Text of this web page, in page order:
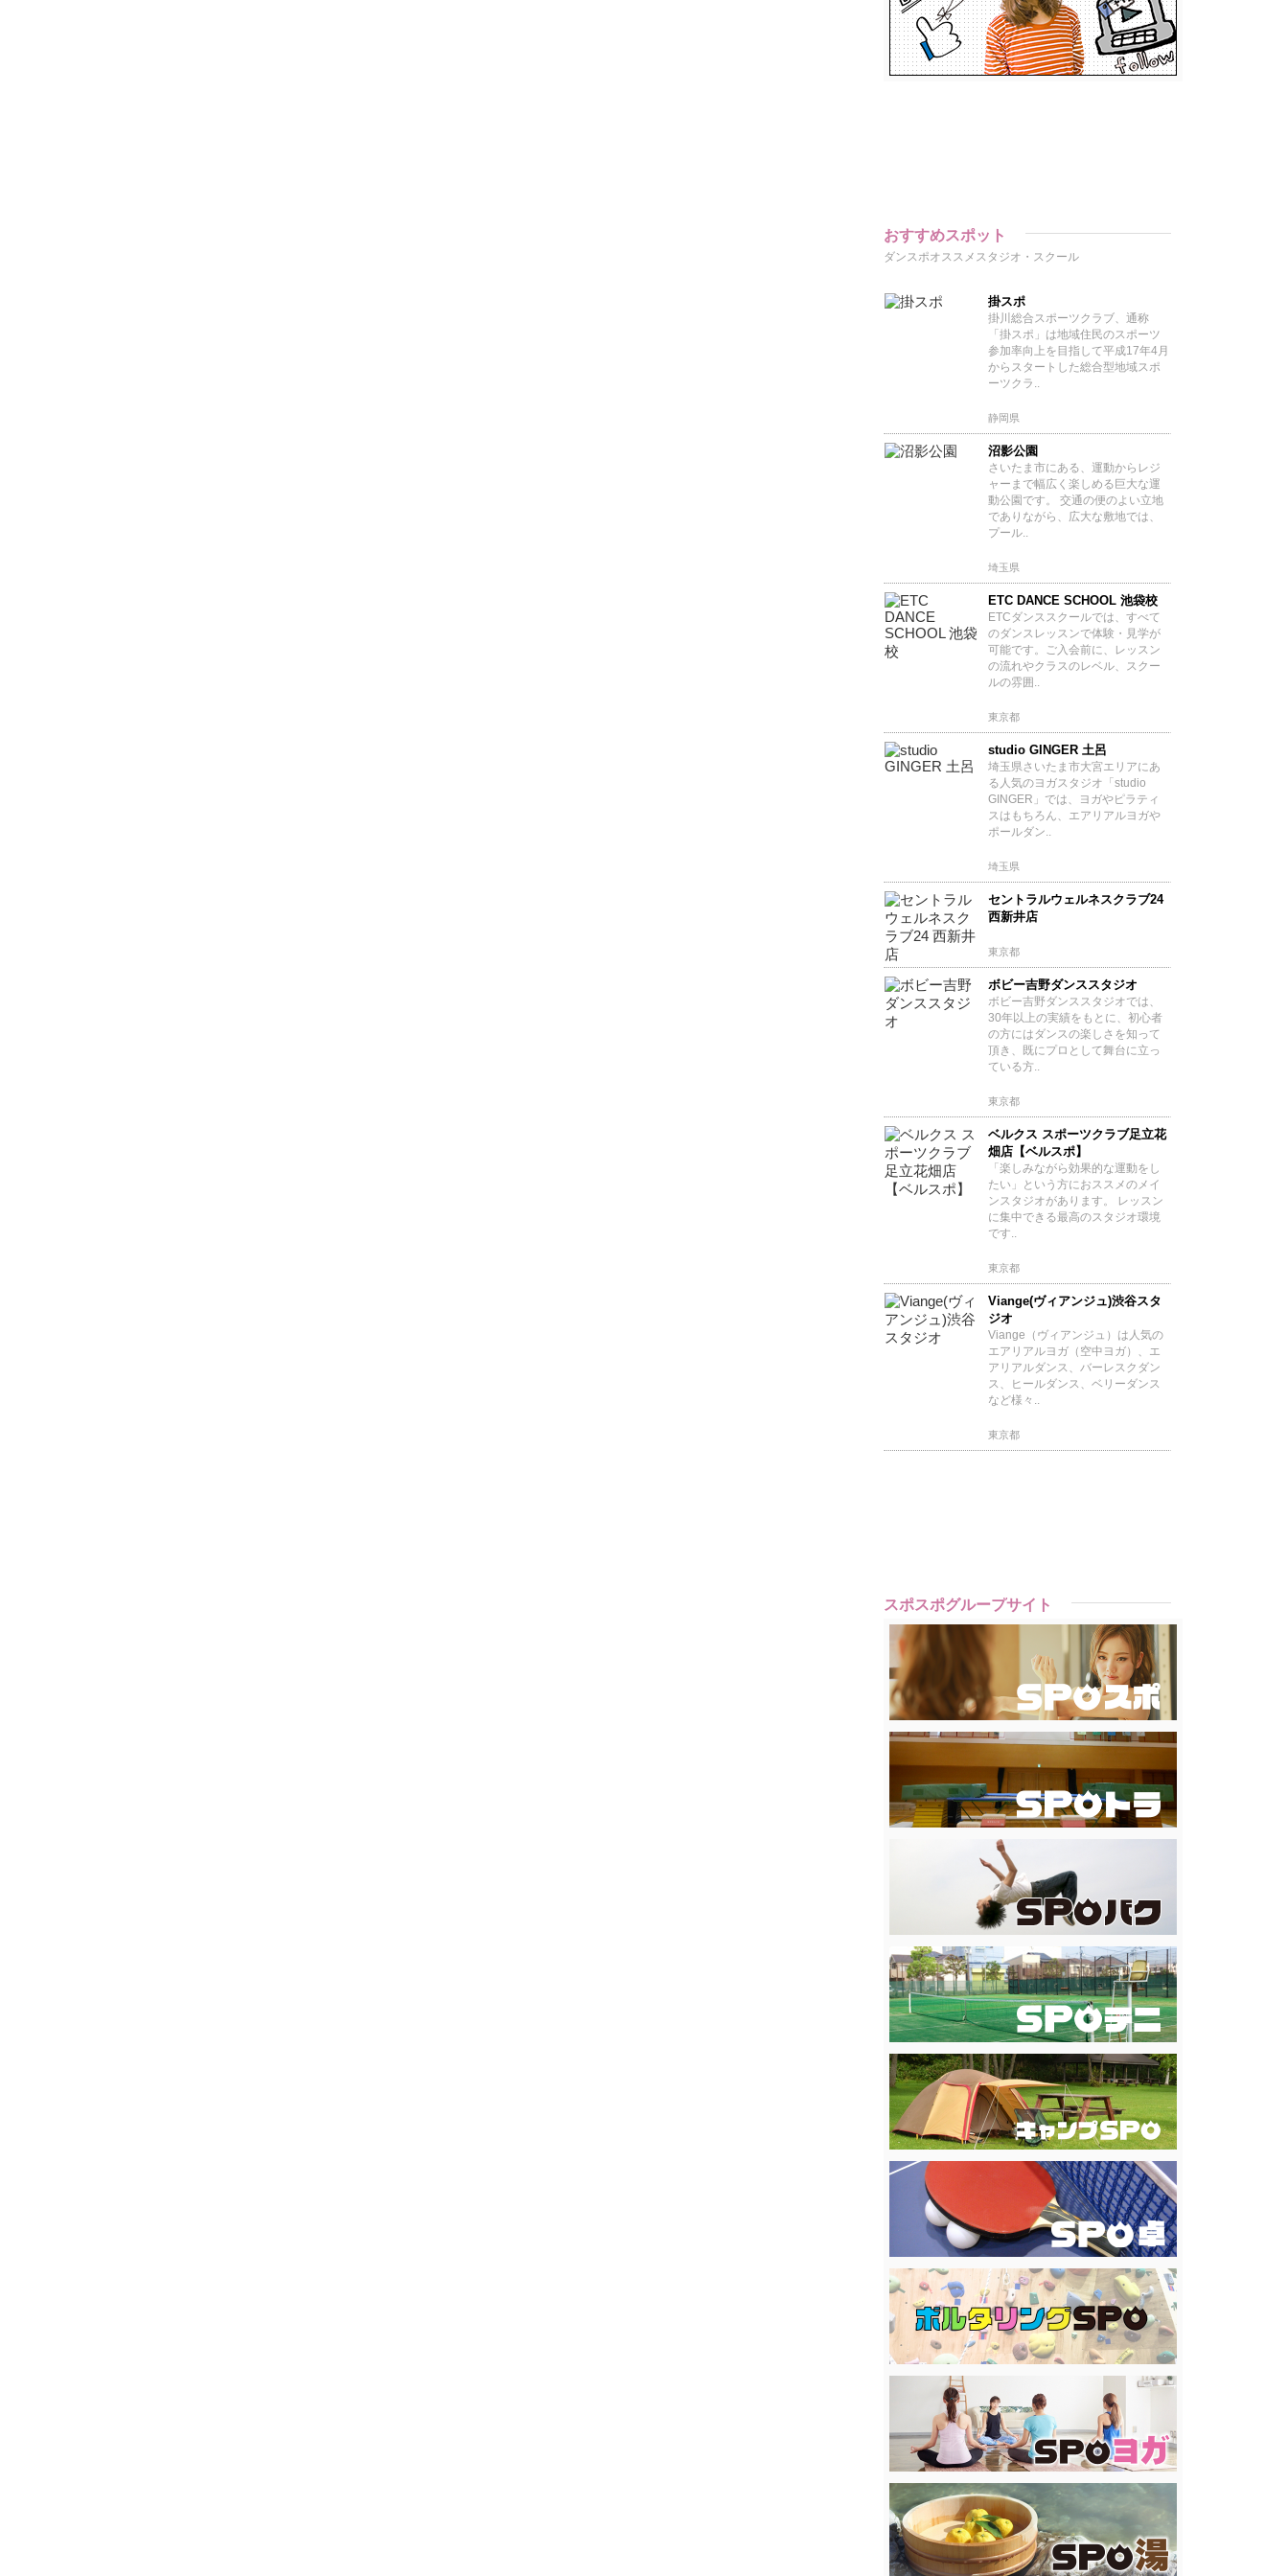
おすすめスポット
ダンスポオススメスタジオ・スクール
掛スポ
掛川総合スポーツクラブ、通称
「掛スポ」は地域住民のスポーツ
参加率向上を目指して平成17年4月
からスタートした総合型地域スポ
ーツクラ..
静岡県
沼影公園
さいたま市にある、運動からレジ
ャーまで幅広く楽しめる巨大な運
動公園です。 交通の便のよい立地
でありながら、広大な敷地では、
プール..
埼玉県
ETC DANCE SCHOOL 池袋校
ETCダンススクールでは、すべて
のダンスレッスンで体験・見学が
可能です。ご入会前に、レッスン
の流れやクラスのレベル、スクー
ルの雰囲..
東京都
studio GINGER 土呂
埼玉県さいたま市大宮エリアにあ
る人気のヨガスタジオ「studio
GINGER」では、ヨガやピラティ
スはもちろん、エアリアルヨガや
ポールダン..
埼玉県
セントラルウェルネスクラブ24
西新井店
東京都
ボビー吉野ダンススタジオ
ボビー吉野ダンススタジオでは、
30年以上の実績をもとに、初心者
の方にはダンスの楽しさを知って
頂き、既にプロとして舞台に立っ
ている方..
東京都
ベルクス スポーツクラブ足立花
畑店【ベルスポ】
「楽しみながら効果的な運動をし
たい」という方におススメのメイ
ンスタジオがあります。 レッスン
に集中できる最高のスタジオ環境
です..
東京都
Viange(ヴィアンジュ)渋谷スタ
ジオ
Viange（ヴィアンジュ）は人気の
エアリアルヨガ（空中ヨガ）、エ
アリアルダンス、バーレスクダン
ス、ヒールダンス、ベリーダンス
など様々..
東京都
スポスポグループサイト